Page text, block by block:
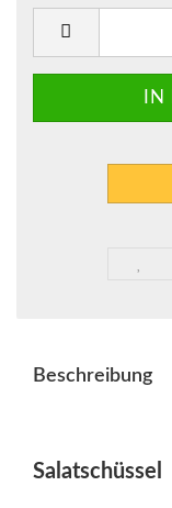
Beschreibung
Salatschüssel